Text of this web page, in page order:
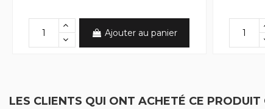
Ajouter au panier
LES CLIENTS QUI ONT ACHETÉ CE